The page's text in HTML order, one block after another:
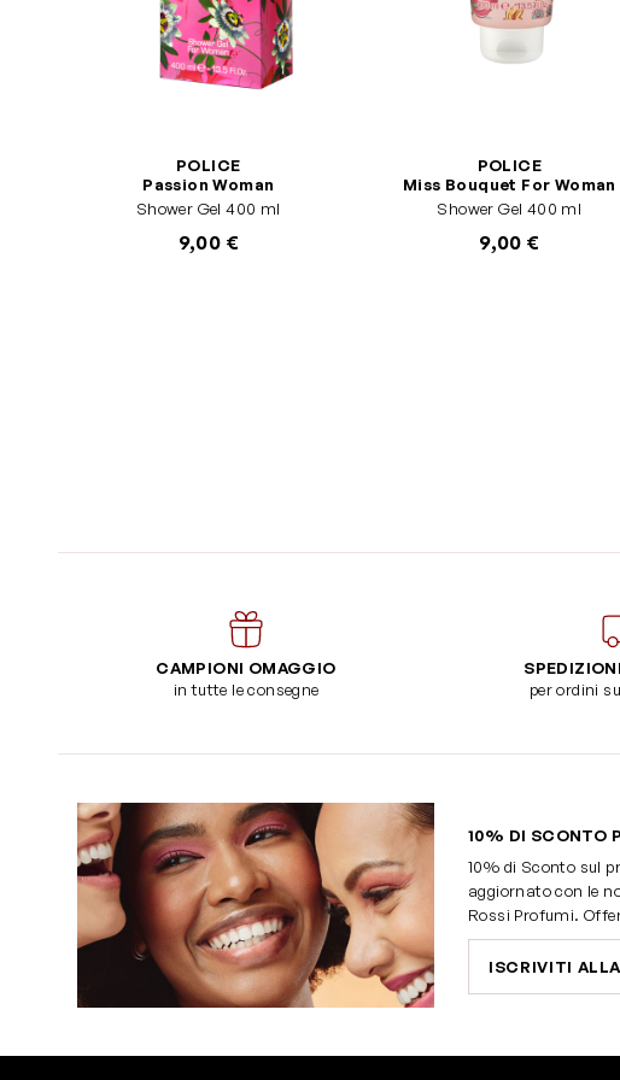
POLICE
Passion Woman
Shower Gel 400 ml
9,00 €
POLICE
Miss Bouquet For Woman
Shower Gel 400 ml
9,00 €
CAMPIONI OMAGGIO
in tutte le consegne
per ordini
10% DI SCONTO
10% di Sconto sul
aggiornato con le
Rossi Profumi.
ISCRIVITI